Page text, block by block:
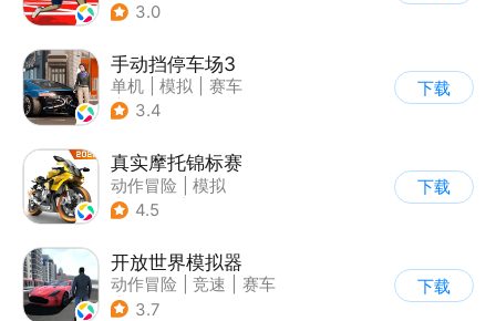
3.0
手动挡停车场3
单机 模拟
赛车
| 开放世界
3.4
下载
真实摩托锦标赛
动作冒险
模拟
| 摩托车
4.5
下载
开放世界模拟器
动作冒险 竞速
赛车
| 开放世界
3.7
下载